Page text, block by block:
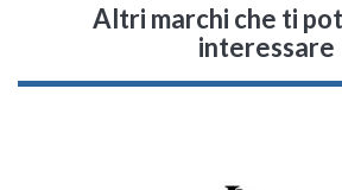
Altri marchi che ti
interessare